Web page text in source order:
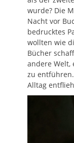
wurde? Die
Nacht vor
bedrucktes
wollten wie
Bücher
andere Welt,
zu
Alltag